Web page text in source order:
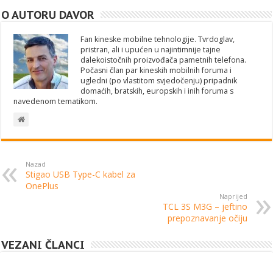
O AUTORU DAVOR
Fan kineske mobilne tehnologije. Tvrdoglav,
pristran, ali i upućen u najintimnije tajne
dalekoistočnih proizvođača pametnih telefona.
Počasni član par kineskih mobilnih foruma i
ugledni (po vlastitom svjedočenju) pripadnik
domaćih, bratskih, europskih i inih foruma s
navedenom tematikom.
Nazad
Stigao USB Type-C kabel za
OnePlus
Naprijed
TCL 3S M3G – jeftino
prepoznavanje očiju
VEZANI ČLANCI